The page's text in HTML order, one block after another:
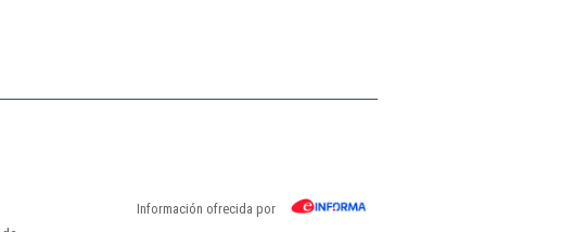
Información ofrecida por